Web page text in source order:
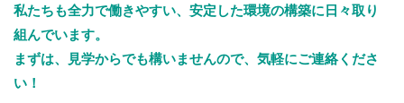
私たちも全力で働きやすい、安定した環境の構築に日々取り
組んでいます。
まずは、見学からでも構いませんので、気軽にご連絡くださ
い！